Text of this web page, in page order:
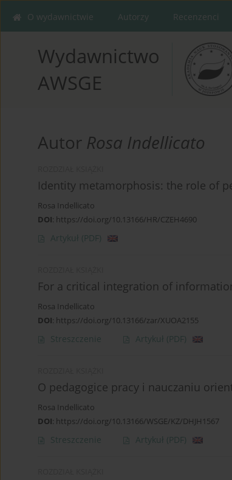
O wydawnictwie Autorzy Recenzenci
Wydawnictwo
AWSGE
Autor Rosa Indellicato
Identity metamorphosis: the role of
Rosa Indellicato
DOI: https://doi.org/10.13166/HR/CZEH4690
Artykuł (PDF)
For a critical integration of
Rosa Indellicato
DOI: https://doi.org/10.13166/zar/XUOA2155
Streszczenie Artykuł (PDF)
O pedagogice pracy i nauczaniu
Rosa Indellicato
DOI: https://doi.org/10.13166/WSGE/KZ/DHJH1567
Streszczenie Artykuł (PDF)